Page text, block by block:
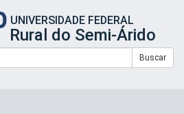
UNIVERSIDADE FEDERAL
Rural do Semi-Árido
Buscar